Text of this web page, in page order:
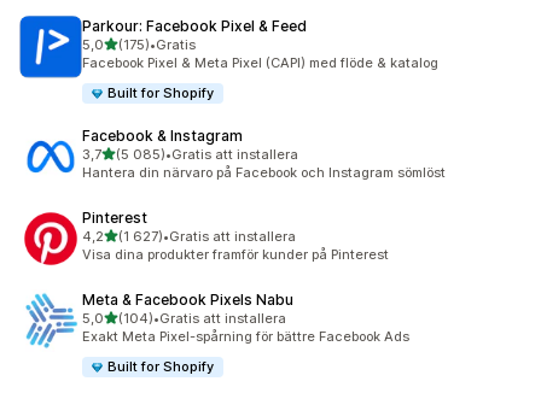
Parkour: Facebook Pixel & Feed
5,0av 5 stjärnor
(175)
175 recensioner totalt
•Gratis
Facebook Pixel & Meta Pixel (CAPI) med flöde & katalog
Built for Shopify
Facebook & Instagram
3,7av 5 stjärnor
(5 085)
5085 recensioner totalt
•Gratis att installera
Hantera din närvaro på Facebook och Instagram sömlöst
Pinterest
4,2av 5 stjärnor
(1 627)
1627 recensioner totalt
•Gratis att installera
Visa dina produkter framför kunder på Pinterest
Meta & Facebook Pixels Nabu
5,0av 5 stjärnor
(104)
104 recensioner totalt
•Gratis att installera
Exakt Meta Pixel-spårning för bättre Facebook Ads
Built for Shopify